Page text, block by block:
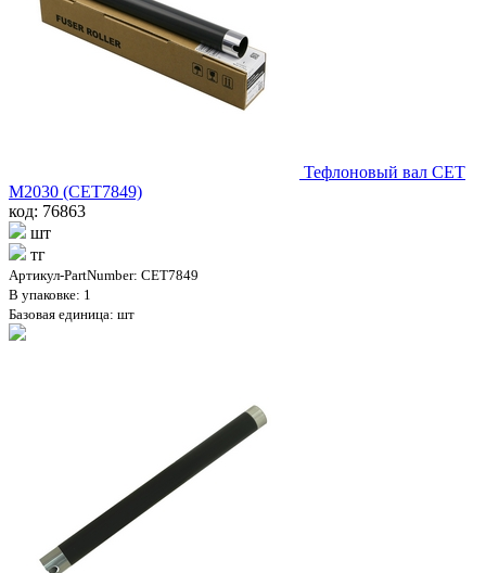
Тефлоновый вал CET
M2030 (CET7849)
код: 76863
шт
тг
Артикул-PartNumber: CET7849
В упаковке: 1
Базовая единица: шт